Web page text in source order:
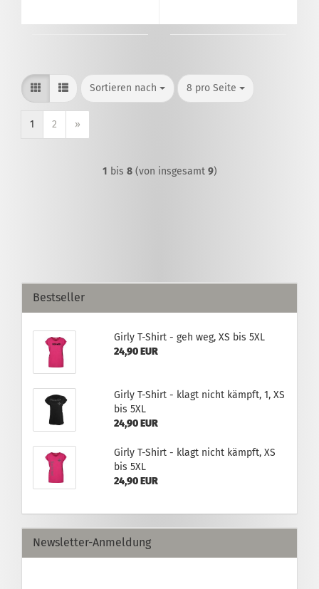
Sortieren nach
Sortieren nach 8 pro Seite
pro Seite
1 2 »
1 bis 8(von insgesamt 9)
Bestseller
Girly T-Shirt - geh weg, XS bis 5XL
24,90 EUR
Girly T-Shirt - klagt nicht kämpft, 1, XS
bis 5XL
24,90 EUR
Girly T-Shirt - klagt nicht kämpft, XS
bis 5XL
24,90 EUR
Newsletter-Anmeldung